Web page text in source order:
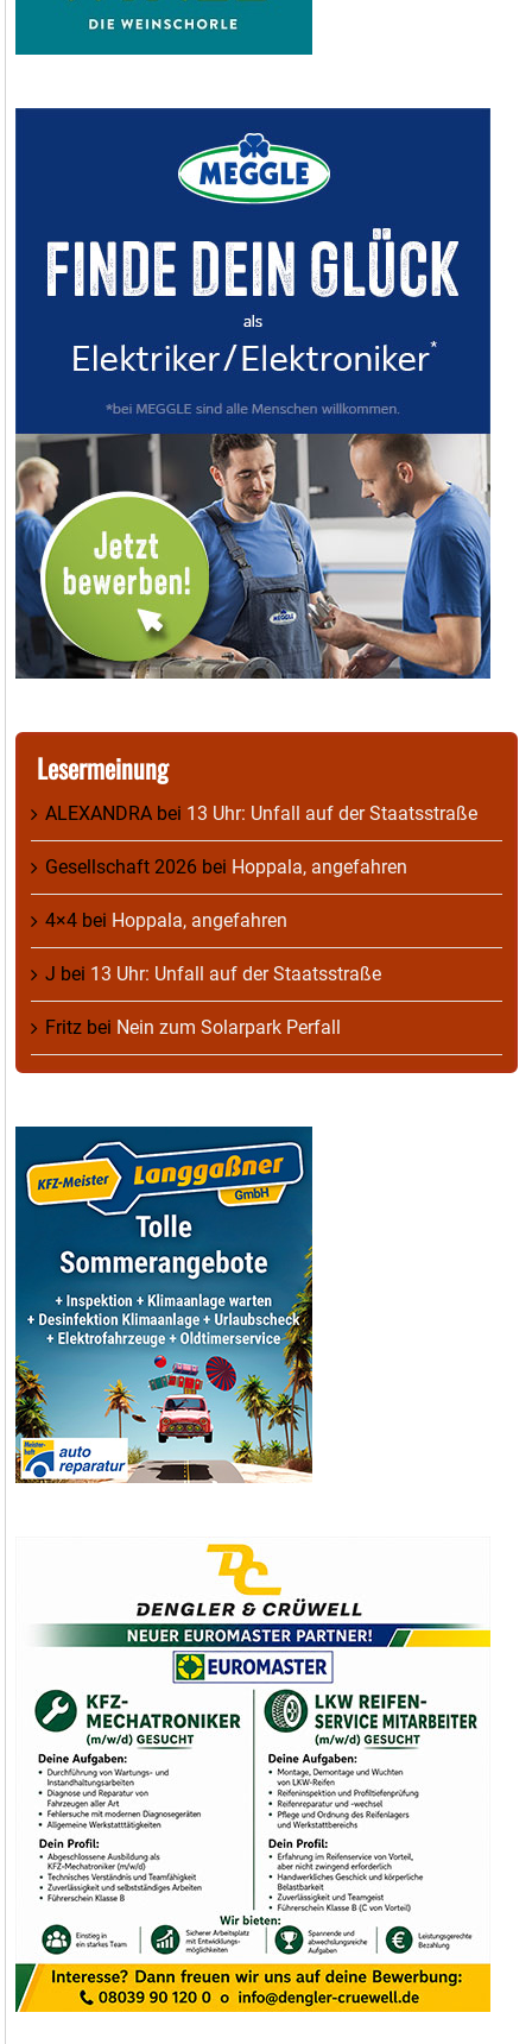
Lesermeinung
ALEXANDRA bei 13 Uhr: Unfall auf der Staatsstraße
Gesellschaft 2026 bei Hoppala, angefahren
4×4 bei Hoppala, angefahren
J bei 13 Uhr: Unfall auf der Staatsstraße
Fritz bei Nein zum Solarpark Perfall